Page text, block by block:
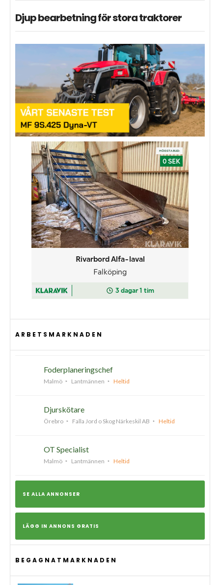
Djup bearbetning för stora traktorer
ARBETSMARKNADEN
Foderplaneringschef
Malmö Lantmännen Heltid
Djurskötare
Örebro Falla Jord o Skog Närkeskil AB Heltid
OT Specialist
Malmö Lantmännen Heltid
SE ALLA ANNONSER
LÄGG IN ANNONS GRATIS
BEGAGNATMARKNADEN